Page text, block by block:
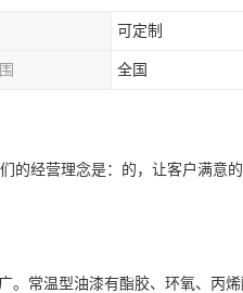
可定制
全国
的经营理念是：的，让客户满意
常温型油漆有酯胶、环氧、丙烯